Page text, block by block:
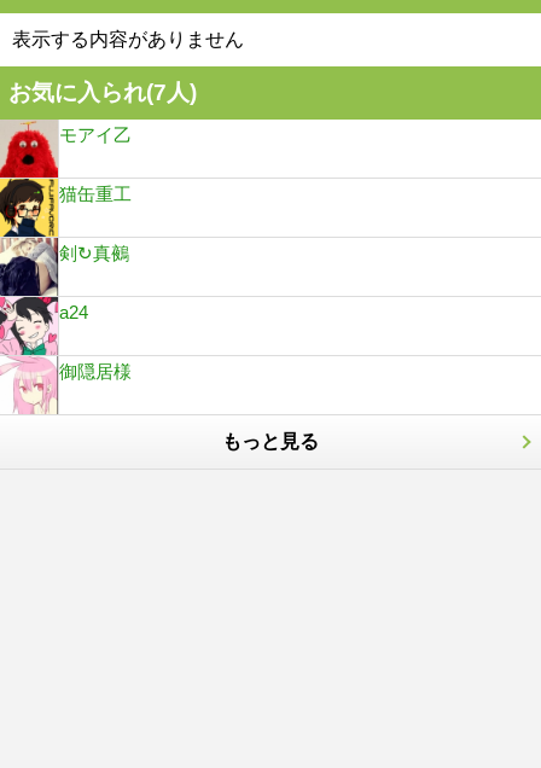
表示する内容がありません
お気に入られ(7人)
モアイ乙
猫缶重工
剣↻真鵺
a24
御隠居様
もっと見る